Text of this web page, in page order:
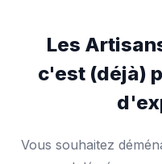
Les
c'est (déjà)
Vous souhaitez